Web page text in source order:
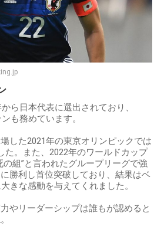
ら日本代表に選出されており、
も務めています。
した2021年の東京オリンピックでは
た。また、2022年のワールドカップ
の組”と言われたグループリーグで強
勝利し首位突破しており、結果はベ
きな感動を与えてくれました。
やリーダーシップは誰もが認めると